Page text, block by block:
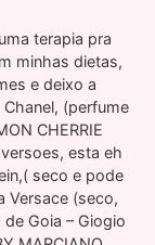
terapia pra
minhas dietas,
e deixo a
(perfume
CHERRIE
esta eh
seco e pode
Versace (seco,
Goia – Giogio